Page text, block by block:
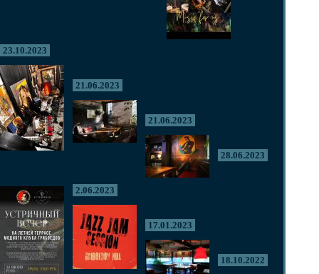
23.10.2023
21.06.2023
21.06.2023
28.06.2023
2.06.2023
17.01.2023
18.10.2022